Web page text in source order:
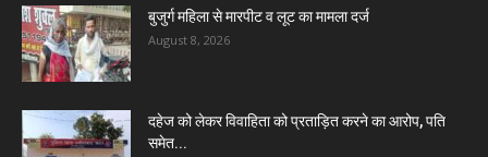
बुजुर्ग महिला से मारपीट व लूट का मामला दर्ज
August 8, 2026
दहेज को लेकर विवाहिता को प्रताड़ित करने का आरोप, पति
समेत...